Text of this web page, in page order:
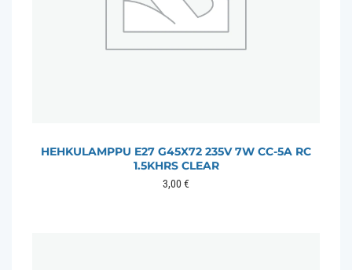
HEHKULAMPPU E27 G45X72 235V 7W CC-5A RC
1.5KHRS CLEAR
3,00€